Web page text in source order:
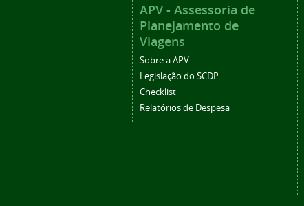
APV - Assessoria de
Planejamento de
Viagens
Sobre a APV
Legislação do SCDP
Checklist
Relatórios de Despesa